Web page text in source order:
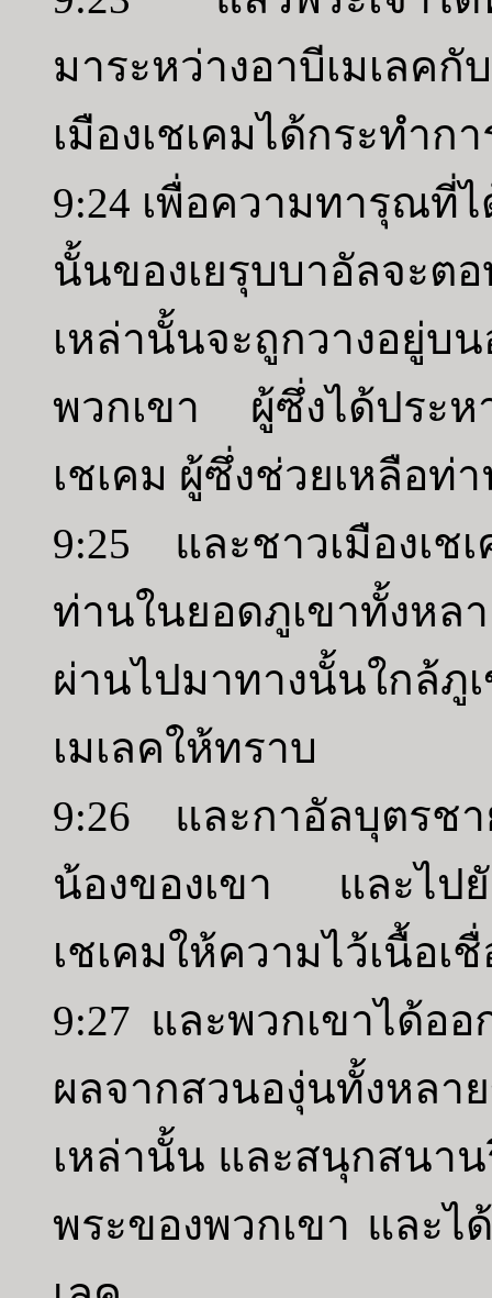
มาระหว่างอาบีเมเล
เมืองเชเคมได้กระทำก
9:24 เพื่อความทารุณที่
นั้นของเยรุบบาอัลจ
เหล่านั้นจะถูกวางอยู่บ
พวกเขา ผู้ซึ่งได้ประห
เชเคม ผู้ซึ่งช่วยเหลือท่
9:25 และชาวเมืองเช
ท่านในยอดภูเขาทั้งห
ผ่านไปมาทางนั้นใกล้ภู
เมเลคให้ทราบ
9:26 และกาอัลบุตรชา
น้องของเขา และไปยั
เชเคมให้ความไว้เนื้อเ
9:27 และพวกเขาได้อ
ผลจากสวนองุ่นทั้งหล
เหล่านั้น และสนุกสนาน
พระของพวกเขา และ